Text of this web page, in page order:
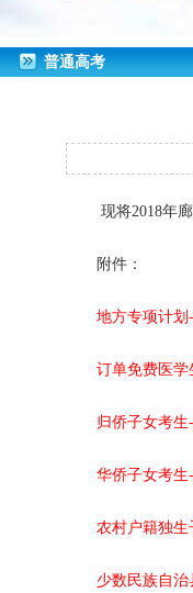
普通高考
现将2018年
附件：
地方专项计划
订单免费医学
归侨子女考生
华侨子女考生
农村户籍独生
少数民族自